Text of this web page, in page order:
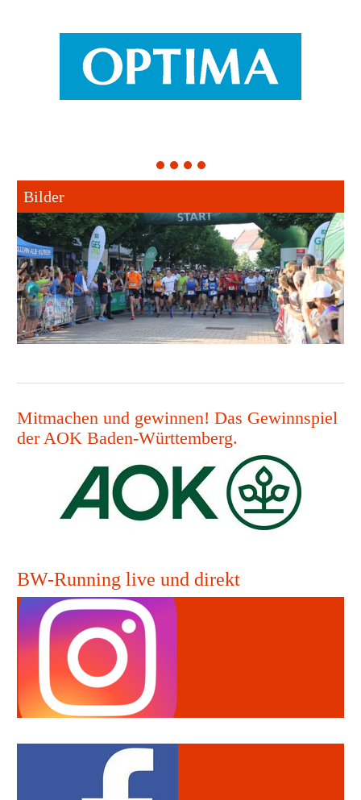
1 2 3 4
Bilder
Mitmachen und gewinnen! Das Gewinnspiel
der AOK Baden-Württemberg.
BW-Running live und direkt